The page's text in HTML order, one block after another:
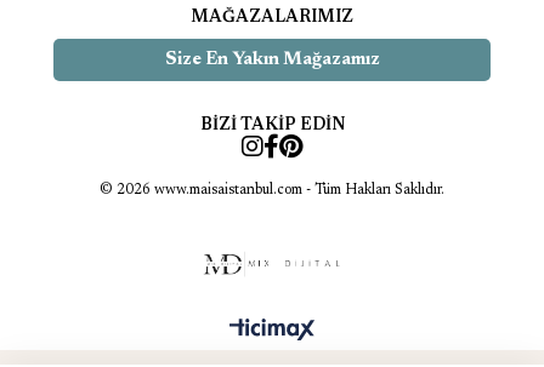
MAĞAZALARIMIZ
Size En Yakın Mağazamız
BİZİ TAKİP EDİN
© 2026 www.maisaistanbul.com - Tüm Hakları Saklıdır.